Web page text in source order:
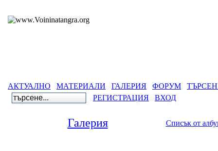
АКТУАЛНО МАТЕРИАЛИ ГАЛЕРИЯ ФОРУМ
РЕГИСТРАЦИЯ
ВХОД
Галерия Списък от